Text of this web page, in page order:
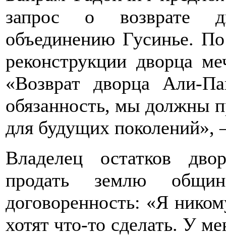
запрос о возврате
объединению Гусинье.
реконструкции дворца
«Возврат дворца Али-
обязанность, мы должны
для будущих поколений»,
Владелец остатков
продать землю
договоренность: «Я
хотят что-то сделать. У